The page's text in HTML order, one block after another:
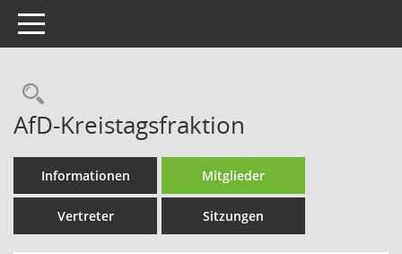
Toggle navigation
Rechercheauswahl
AfD-Kreistagsfraktion
Informationen Mitglieder
Vertreter Sitzungen